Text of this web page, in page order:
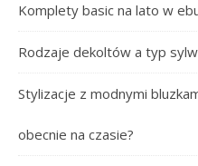
Komplety basic na lato w
Rodzaje dekoltów a typ
Stylizacje z modnymi
obecnie na czasie?